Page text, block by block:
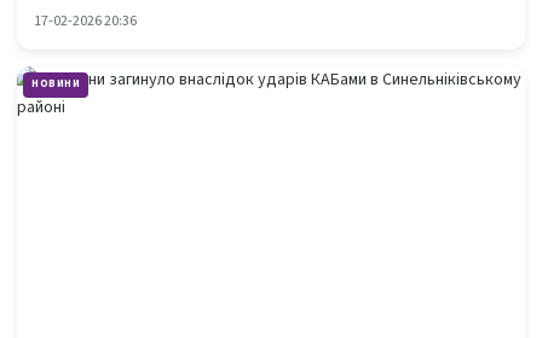
17-02-2026 20:36
НОВИНИ